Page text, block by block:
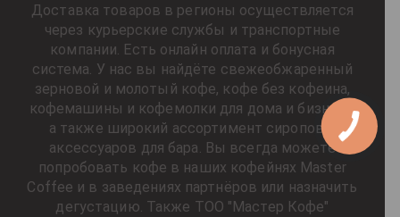
Доставка товаров в регионы осуществляется
через курьерские службы и транспортные
компании. Есть онлайн оплата и бонусная
система. У нас вы найдёте свежеобжаренный
зерновой и молотый кофе, кофе без кофеина,
кофемашины и кофемолки для дома и бизнеса,
а также широкий ассортимент сиропов и
аксессуаров для бара. Вы всегда можете
попробовать кофе в наших кофейнях Master
Coffee и в заведениях партнёров или назначить
дегустацию. Также ТОО "Мастер Кофе"